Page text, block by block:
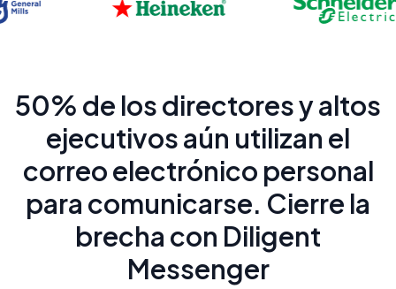
50% de los directores y altos
ejecutivos aún utilizan el
correo electrónico personal
para comunicarse. Cierre la
brecha con Diligent
Messenger